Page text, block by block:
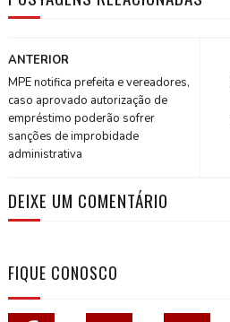
ANTERIOR
MPE notifica prefeita e vereadores,
caso aprovado autorização de
empréstimo poderão sofrer
sanções de improbidade
administrativa
DEIXE UM COMENTÁRIO
FIQUE CONOSCO